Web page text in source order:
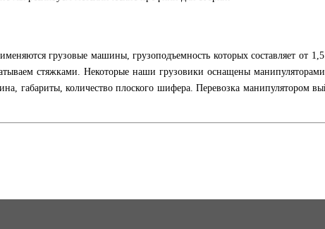
грузовые машины, грузоподъемность которых составляет от
стяжками. Некоторые наши грузовики оснащены
габариты, количество плоского шифера. Перевозка манипулятором